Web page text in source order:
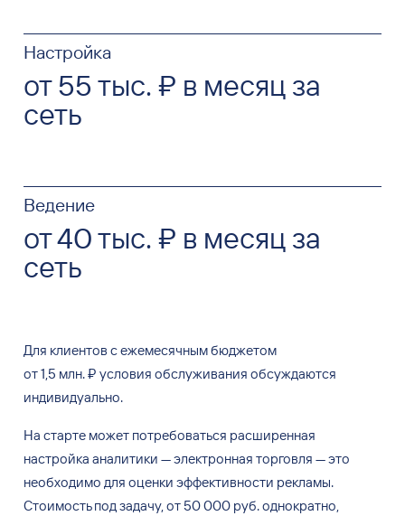
Настройка
от 55 тыс. ₽ в месяц за
сеть
Ведение
от 40 тыс. ₽ в месяц за
сеть
Для клиентов сежемесячным бюджетом
от1,5 млн.₽ условия обслуживания обсуждаются
индивидуально.
На старте может потребоваться расширенная
настройка аналитики —электронная торговля —это
необходимо для оценки эффективности рекламы.
Стоимость под задачу, от 50000 руб. однократно,